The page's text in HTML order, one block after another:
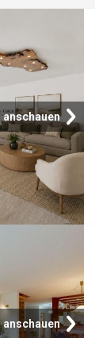
anschauen
anschauen